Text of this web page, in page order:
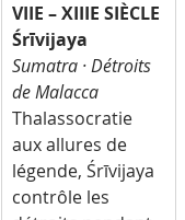
VIIE – XIIIE SIÈCLE
Śrīvijaya
Sumatra · Détroits
de Malacca
Thalassocratie
aux allures de
légende, Śrīvijaya
contrôle les